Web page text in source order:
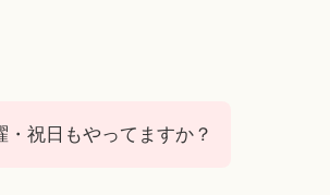
・祝日もやってますか？